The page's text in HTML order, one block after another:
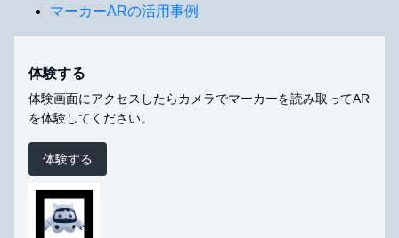
マーカーARの活用事例
体験する
体験画面にアクセスしたらカメラでマーカーを読み取ってAR
を体験してください。
体験する